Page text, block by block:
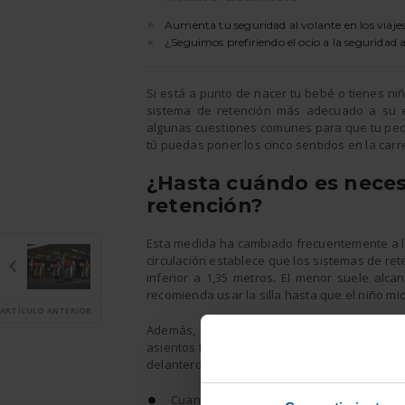
Aumenta tu seguridad al volante en los
¿Seguimos prefiriendo el ocio a la seguridad
Si está a punto de nacer tu bebé o tienes
sistema de retención más adecuado a
algunas cuestiones comunes para que tu
tú puedas poner los cinco sentidos en la
¿Hasta cuándo es
retención?
Esta medida ha cambiado frecuentemente
circulación establece que los sistemas de
inferior a 1,35 metros. El menor suele
recomienda usar la silla hasta que el niño
Además, se tendrá que utilizar una silla
asientos traseros. Solo existen tres
delanteros:
Cuando el vehículo no tenga asientos